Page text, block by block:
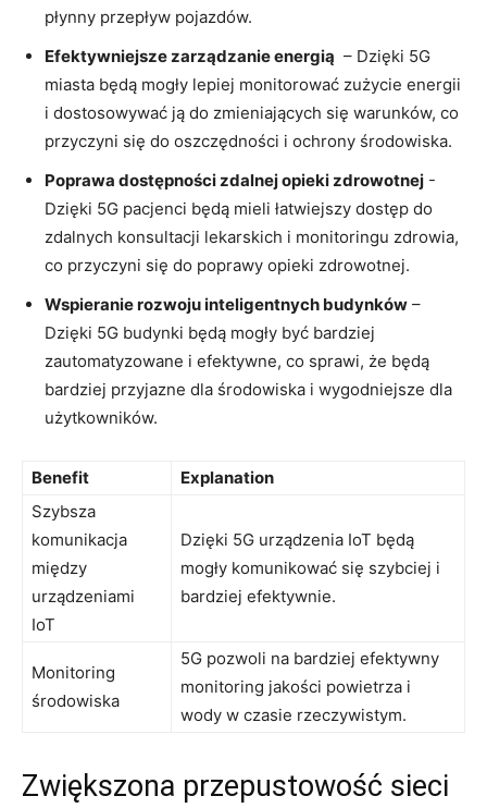
płynny przepływ pojazdów.
Efektywniejsze zarządzanie energią ⁣ – ⁢Dzięki 5G⁤
miasta będą mogły lepiej monitorować​ zużycie energii
‍i dostosowywać ją do zmieniających⁣ się warunków, co
⁤przyczyni się do oszczędności i ⁣ochrony ⁤środowiska.
Poprawa ‍dostępności zdalnej opieki zdrowotnej -⁢
Dzięki⁤ 5G⁤ pacjenci będą⁣ mieli łatwiejszy dostęp do
zdalnych ⁣konsultacji lekarskich i‌ monitoringu ⁣zdrowia,⁢
co przyczyni się ⁣do poprawy opieki zdrowotnej.
Wspieranie ⁤rozwoju inteligentnych ⁤budynków –
Dzięki 5G budynki będą mogły ⁣być ⁤bardziej
zautomatyzowane ​i efektywne, co⁢ sprawi, ‌że będą‍
bardziej przyjazne dla środowiska ​i wygodniejsze dla
użytkowników.
Benefit
Explanation
Szybsza
komunikacja‌
między‍
urządzeniami
IoT
Dzięki 5G urządzenia IoT będą
mogły komunikować się szybciej i
bardziej efektywnie.
Monitoring
środowiska
5G pozwoli na bardziej efektywny
monitoring jakości powietrza i
wody w czasie rzeczywistym.
Zwiększona przepustowość sieci